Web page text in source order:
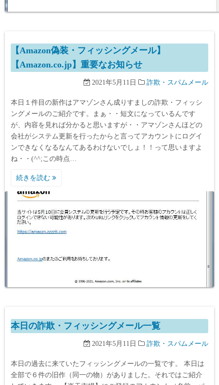
【Amazon偽装・フィッシングメール】
【Amazon.co.jp】重要なお知らせ
2021年5月11日 詐欺・スパムメール
本日１件目の新作はアマゾンさん成りすましの詐欺・フィッシ
ングメールのご紹介です。まぁ・・短文になっているんです
が、内容を見れば分かると思いますが・・アマゾンさんほどの
会社がシステム更新を行ったからと言ってアカウントにログイ
ンできなくなるなんてあるわけないでしょ！！って思いますよ
ね・・(^^;この時点…
続きを読む
本日の詐欺・フィッシングメール一覧
2021年5月11日 詐欺・スパムメール
本日の過去に来ていたフィッシングメールの一覧です。 本日は
全部で６件の旧作（同一の物）がありました。それではご紹介